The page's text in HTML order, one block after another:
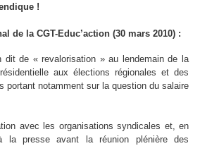
!
de la CGT-Educ’action (30 mars 2010) :
dit de « revalorisation » au lendemain de la
aux élections régionales et des
portant notamment sur la question du salaire
avec les organisations syndicales et, en
la presse avant la réunion plénière des